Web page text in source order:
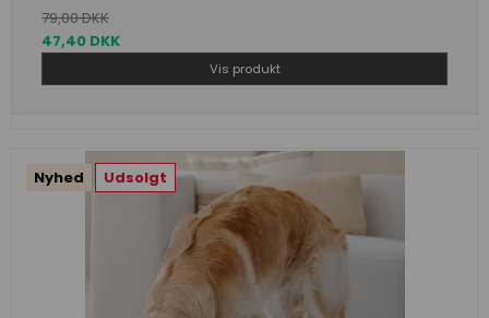
79,00 DKK
47,40 DKK
Vis produkt
Nyhed Udsolgt